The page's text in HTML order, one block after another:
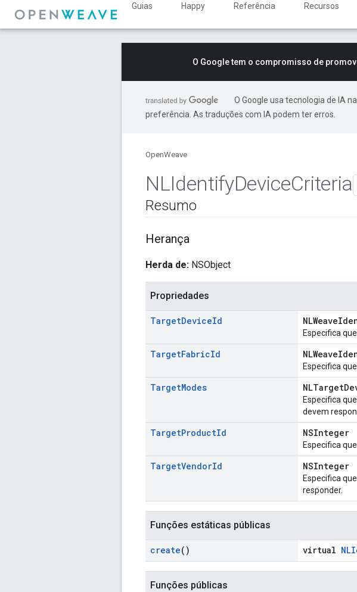
Guias Happy Referência
Recursos
O Google tem o compromisso de
O Google usa tecnologia de IA
preferência. As traduções com IA podem ter erros.
OpenWeave
NLIdentifyDeviceCriteria
Resumo
Herança
Herda de: NSObject
Propriedades
TargetDeviceId
Especifica
TargetFabricId
Especifica
TargetModes
Especifica
devem
TargetProductId NSInteger
Especifica
TargetVendorId NSInteger
Especifica
responder.
Funções estáticas públicas
create() virtual
Funções públicas